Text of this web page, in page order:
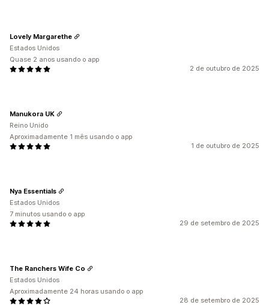
2 de outubro de 2025
Lovely Margarethe
Estados Unidos
Quase 2 anos usando o app
1 de outubro de 2025
Manukora UK
Reino Unido
Aproximadamente 1 mês usando o app
29 de setembro de 2025
Nya Essentials
Estados Unidos
7 minutos usando o app
28 de setembro de 2025
The Ranchers Wife Co
Estados Unidos
Aproximadamente 24 horas usando o app